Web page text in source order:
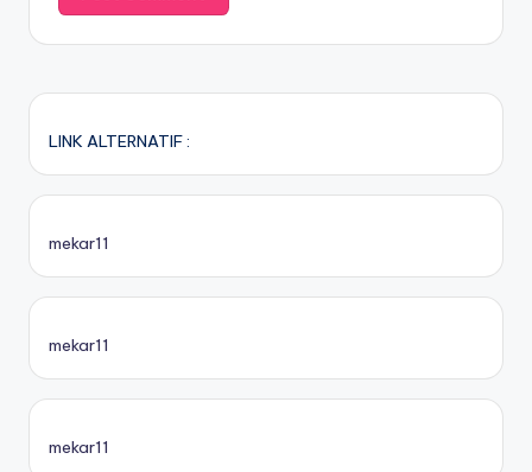
LINK ALTERNATIF :
mekar11
mekar11
mekar11